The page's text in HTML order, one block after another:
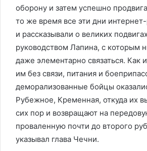
оборону и затем успешно
то же время все эти дни
и рассказывали о великих
руководством Лапина, с которым
даже элементарно связаться. Как
им без связи, питания и
деморализованные бойцы
Рубежное, Кременная, откуда их
сих пор и возвращают на
проваленную почти до второго
указывал глава Чечни.